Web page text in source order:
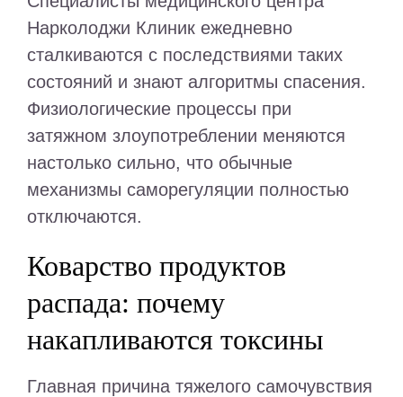
Нарколоджи Клиник ежедневно
сталкиваются с последствиями таких
состояний и знают алгоритмы спасения.
Физиологические процессы при
затяжном злоупотреблении меняются
настолько сильно, что обычные
механизмы саморегуляции полностью
отключаются.
Коварство продуктов
распада: почему
накапливаются токсины
Главная причина тяжелого самочувствия